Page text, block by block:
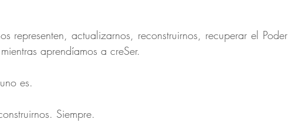
representen, actualizarnos, reconstruirnos, recuperar el Poder
aprendíamos a creSer.
es.
Siempre.